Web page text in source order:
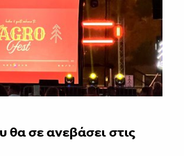
θα σε ανεβάσει στις